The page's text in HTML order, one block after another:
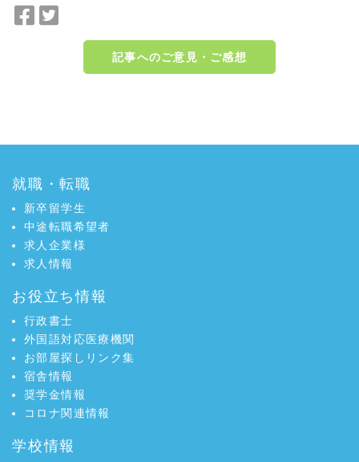
シ
ア
ェ
記事へのご意見・ご感想
就職・転職
新卒留学生
中途転職希望者
求人企業様
求人情報
お役立ち情報
行政書士
外国語対応医療機関
お部屋探しリンク集
宿舎情報
奨学金情報
コロナ関連情報
学校情報